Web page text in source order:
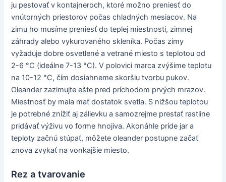
ju pestovať v kontajneroch, ktoré možno preniesť do
vnútorných priestorov počas chladných mesiacov. Na
zimu ho musíme preniesť do teplej miestnosti, zimnej
záhrady alebo vykurovaného skleníka. Počas zimy
vyžaduje dobre osvetlené a vetrané miesto s teplotou od
2-6 °C (ideálne 7-13 °C). V polovici marca zvýšime teplotu
na 10-12 °C, čím dosiahneme skoršiu tvorbu pukov.
Oleander zazimujte ešte pred príchodom prvých mrazov.
Miestnosť by mala mať dostatok svetla. S nižšou teplotou
je potrebné znížiť aj zálievku a samozrejme prestať rastline
pridávať výživu vo forme hnojiva. Akonáhle príde jar a
teploty začnú stúpať, môžete oleander postupne začať
znova zvykať na vonkajšie miesto.
Rez a tvarovanie